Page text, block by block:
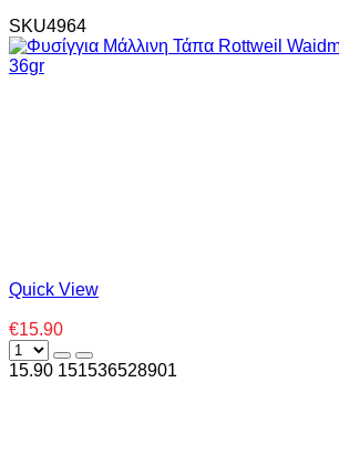
SKU4964
Quick View
€15.90
15.90 151536528901